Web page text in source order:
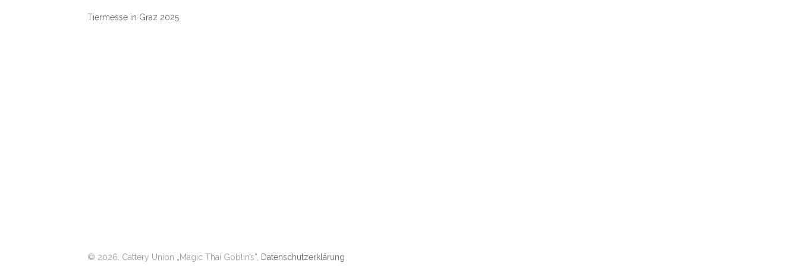
Tiermesse in Graz 2025
© 2026. Cattery Union „Magic Thai Goblin’s“, Datenschutzerklärung